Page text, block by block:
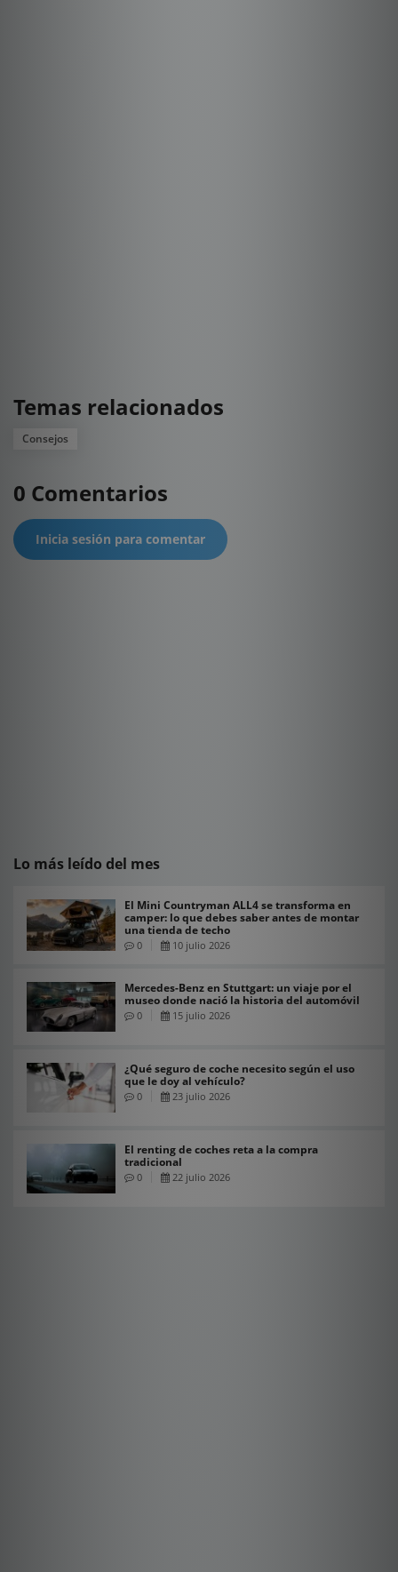
Temas relacionados
Consejos
0 Comentarios
Inicia sesión para comentar
Lo más leído del mes
El Mini Countryman ALL4 se transforma en
camper: lo que debes saber antes de montar
una tienda de techo
0 10 julio 2026
Mercedes-Benz en Stuttgart: un viaje por el
museo donde nació la historia del automóvil
0 15 julio 2026
¿Qué seguro de coche necesito según el uso
que le doy al vehículo?
0 23 julio 2026
El renting de coches reta a la compra
tradicional
0 22 julio 2026